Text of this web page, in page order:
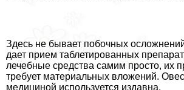
Здесь не бывает побочных
дает прием таблетированных
лечебные средства самим просто, их
требует материальных вложений.
медициной используется издавна.